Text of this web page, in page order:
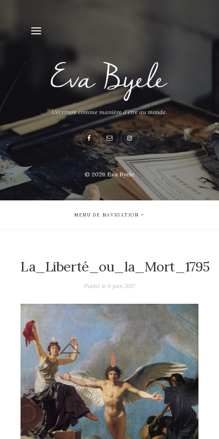
L'écriture comme manière d’être au monde.
© 2026 Eva Byele
MENU DE NAVIGATION
La_Liberté_ou_la_Mort_1795
Publié le 9 juin 2017